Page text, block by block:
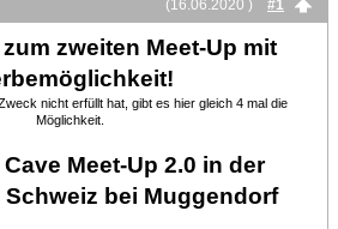
(16.06.2020 ) #1
zweiten Meet-Up mit
nicht erfüllt hat, gibt es hier gleich 4 mal die
Möglichkeit.
Meet-Up 2.0 in der
bei Muggendorf